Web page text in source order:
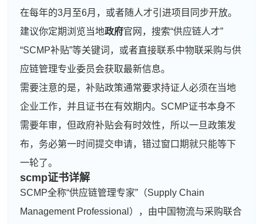
在每年的3月至6月，或者随人才引进项目同步开放。
建议你定期浏览当地政府官网，搜索“供应链人才”
“SCMP补贴”等关键词，或者直接联系中物联采购与供
应链管理专业委员会获取最新信息。
需要注意的是，补贴政策通常要求持证人必须在当地
企业工作，并且证书在有效期内。SCMP证书本身不
需要年审，但政府补贴会有时效性，所以一旦政策发
布，务必第一时间提交申请，错过窗口期就只能等下
一轮了。
scmp证书详解
SCMP全称“供应链管理专家”（Supply Chain
Management Professional），由中国物流与采购联合